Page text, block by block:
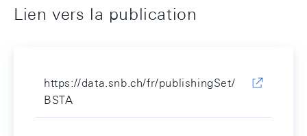
Lien vers la publication
https://data.snb.ch/fr/publishingSet/
BSTA